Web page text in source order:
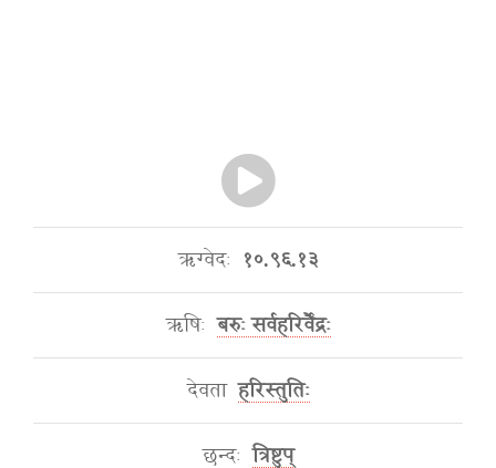
ऋग्वेदः १०.९६.१३
ऋषिः बरुः सर्वहरिर्वैंद्रः
देवता हरिस्तुतिः
छन्दः त्रिष्टुप्